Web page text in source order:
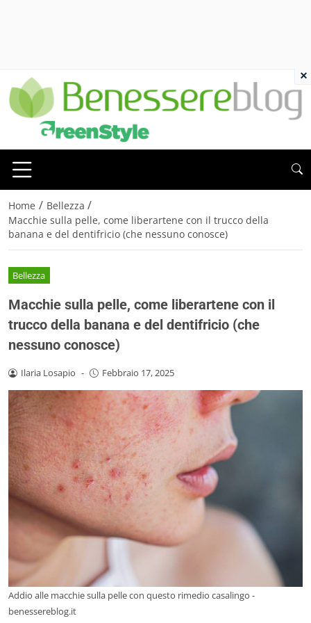
Home / Bellezza /
Macchie sulla pelle, come liberartene con il trucco della
banana e del dentifricio (che nessuno conosce)
Bellezza
Macchie sulla pelle, come liberartene con il
trucco della banana e del dentifricio (che
nessuno conosce)
Ilaria Losapio - Febbraio 17, 2025
Addio alle macchie sulla pelle con questo rimedio casalingo -
benessereblog.it
×